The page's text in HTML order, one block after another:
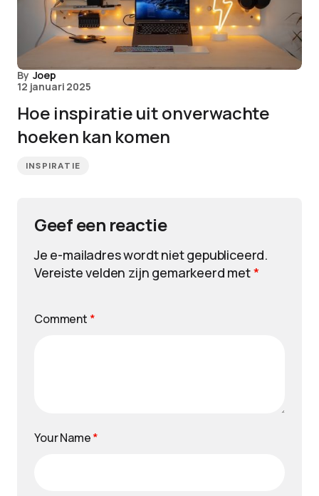
By Joep
12 januari 2025
Hoe inspiratie uit onverwachte
hoeken kan komen
INSPIRATIE
Geef een reactie
Je e-mailadres wordt niet gepubliceerd.
Vereiste velden zijn gemarkeerd met*
Comment *
Your Name*